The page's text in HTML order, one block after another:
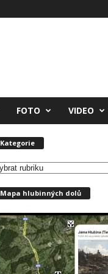
FOTO VIDEO
Kategorie
Mapa hlubinných dolů